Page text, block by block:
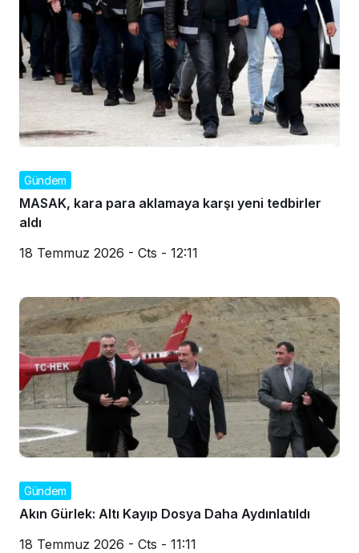
Gündem
MASAK, kara para aklamaya karşı yeni tedbirler
aldı
18 Temmuz 2026 - Cts - 12:11
Gündem
Akın Gürlek: Altı Kayıp Dosya Daha Aydınlatıldı
18 Temmuz 2026 - Cts - 11:11